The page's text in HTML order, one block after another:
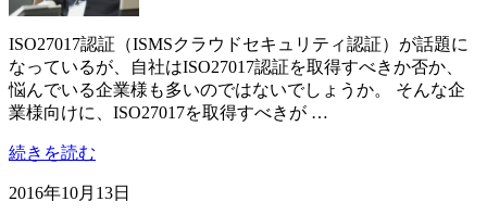
ISO27017認証（ISMSクラウドセキュリティ認証）が話題に
なっているが、自社はISO27017認証を取得すべきか否か、
悩んでいる企業様も多いのではないでしょうか。 そんな企
業様向けに、ISO27017を取得すべきが …
続きを読む
2016年10月13日